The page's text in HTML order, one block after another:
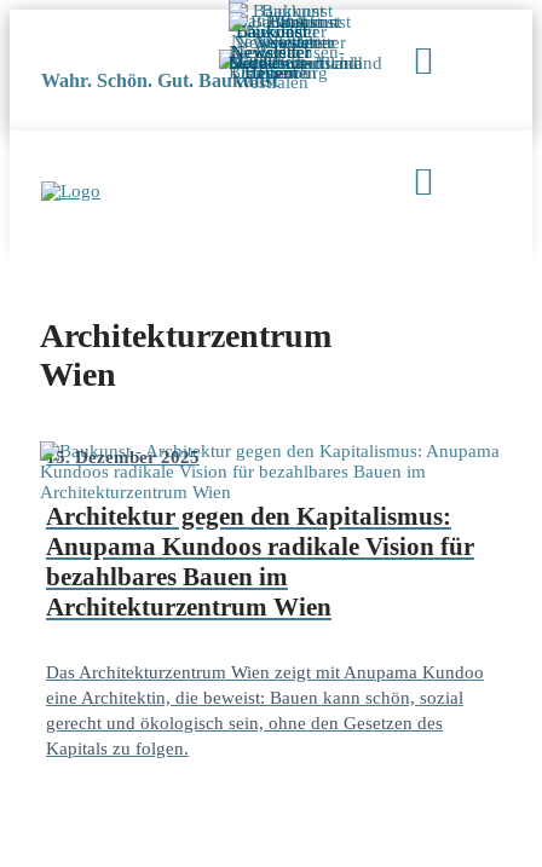
Wahr. Schön. Gut. Baukunst
Architekturzentrum
Wien
15. Dezember 2025
Architektur gegen den Kapitalismus:
Anupama Kundoos radikale Vision für
bezahlbares Bauen im
Architekturzentrum Wien
Das Architekturzentrum Wien zeigt mit Anupama Kundoo
eine Architektin, die beweist: Bauen kann schön, sozial
gerecht und ökologisch sein, ohne den Gesetzen des
Kapitals zu folgen.